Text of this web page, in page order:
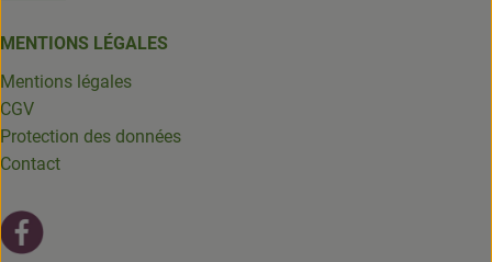
MENTIONS LÉGALES
Mentions légales
CGV
Protection des données
Contact